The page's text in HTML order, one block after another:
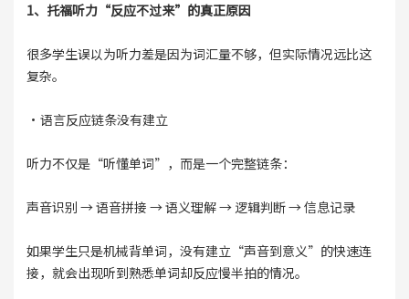
1、托福听力“反应不过来”的真正原因
很多学生误以为听力差是因为词汇量不够，但实际情况远比这
复杂。
·语言反应链条没有建立
听力不仅是“听懂单词”，而是一个完整链条：
声音识别 → 语音拼接 → 语义理解 → 逻辑判断 → 信息记录
如果学生只是机械背单词，没有建立“声音到意义”的快速连
接，就会出现听到熟悉单词却反应慢半拍的情况。